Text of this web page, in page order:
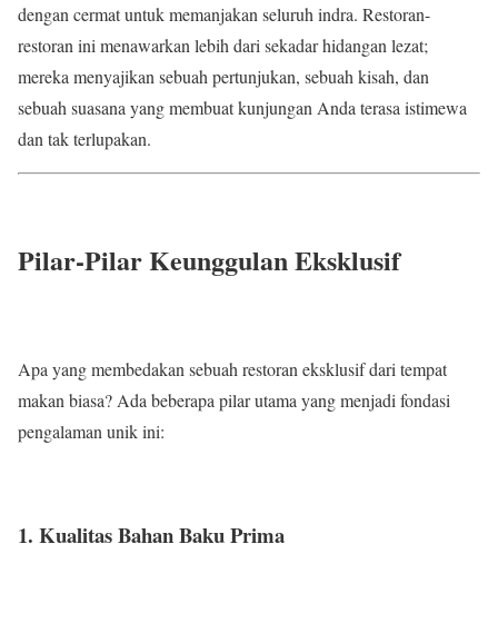
dengan cermat untuk memanjakan seluruh indra. Restoran-
restoran ini menawarkan lebih dari sekadar hidangan lezat;
mereka menyajikan sebuah pertunjukan, sebuah kisah, dan
sebuah suasana yang membuat kunjungan Anda terasa istimewa
dan tak terlupakan.
Pilar-Pilar Keunggulan Eksklusif
Apa yang membedakan sebuah restoran eksklusif dari tempat
makan biasa? Ada beberapa pilar utama yang menjadi fondasi
pengalaman unik ini:
1. Kualitas Bahan Baku Prima